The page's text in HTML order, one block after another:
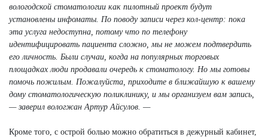
вологодской стоматологии как пилотный проект будут
установлены инфоматы. По поводу записи через кол-центр: пока
эта услуга недоступна, потому что по телефону
идентифицировать пациента сложно, мы не можем подтвердить
его личность. Были случаи, когда на популярных торговых
площадках люди продавали очередь к стоматологу. Но мы готовы
помочь пожилым. Пожалуйста, приходите в ближайшую к вашему
дому стоматологическую поликлинику, и мы организуем вам запись,
— заверил вологжан Артур Айсулов. —
Кроме того, с острой болью можно обратиться в дежурный кабинет,